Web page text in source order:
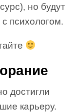
но будут
психологом.
достигли
карьеру.